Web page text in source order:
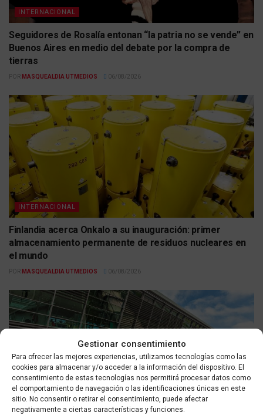
Gestionar consentimiento
Para ofrecer las mejores experiencias, utilizamos tecnologías como las
cookies para almacenar y/o acceder a la información del dispositivo. El
consentimiento de estas tecnologías nos permitirá procesar datos como
el comportamiento de navegación o las identificaciones únicas en este
sitio. No consentir o retirar el consentimiento, puede afectar
negativamente a ciertas características y funciones.
INTERNACIONAL
Seguidores de Rosalía entonan “la patria no se vende” en
Buenos Aires en medio del debate por la compra de
tierras
POR MASQUEALDIA UTMEDIOS 06/08/2026
INTERNACIONAL
Finlandia acerca Onkalo a su inauguración: primer
almacenamiento permanente de residuos nucleares en
el mundo
POR MASQUEALDIA UTMEDIOS 06/08/2026
INTERNACIONAL